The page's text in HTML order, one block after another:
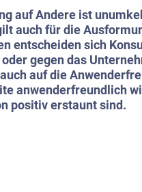
auf Andere ist
auch für die
entscheiden sich
gegen das
auf die
anwenderfreundlich
positiv erstaunt sind.